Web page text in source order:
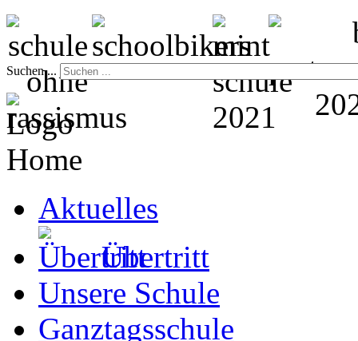
Suchen ...
Home
Aktuelles
Übertritt
Unsere Schule
Ganztagsschule